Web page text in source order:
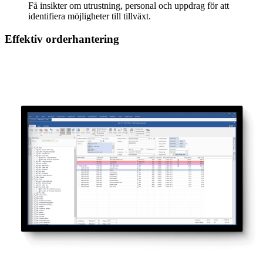
Få insikter om utrustning, personal och uppdrag för att
identifiera möjligheter till tillväxt.
Effektiv orderhantering